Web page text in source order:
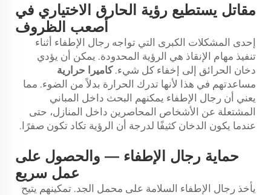
مقاتل يستطيع رؤية الحارق الاختياري في
أصعب الظروف
إحدى المشكلات الكبرى التي تواجه رجال الإطفاء أثناء
تنفيذ مهام الإنقاذ هي الرؤية المحدودة. يمكن أن يؤدي
دخان الحرائق إلى إخفاء كل شيء.كاميرا حرارية
مساعدتهم في هذا لأنها تدرك الحرارة بدلاً من الضوء. مما
يعني أن رجال الإطفاء يمكنهم البحث داخل المباني
المشتعلة عن الأشخاص المحاصرين داخل المنازل، حتى
عندما يكون الدخان كثيفًا لدرجة أن الرؤية تكاد تكون صفرًا.
حماية رجال الإطفاء — والحصول على
عمل سريع
يأخذ رجال الإطفاء السلامة على محمل الجد. تمكينهم يتيح